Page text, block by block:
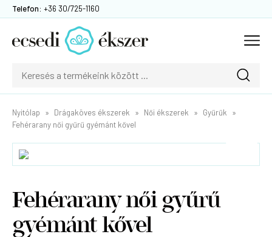
Telefon: +36 30/725-1160
Nyitólap Drágaköves ékszerek Női ékszerek
Gyűrűk
Fehérarany női gyűrű gyémánt kővel
Fehérarany női gyűrű
gyémánt kővel